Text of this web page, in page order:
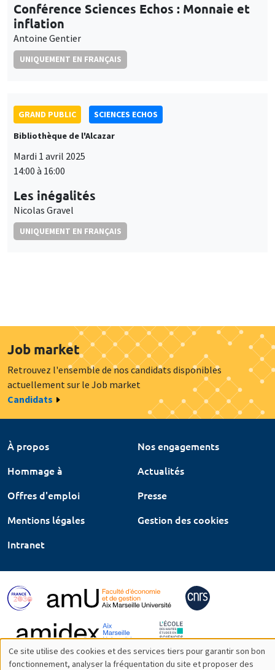
Conférence Sciences Echos : Monnaie et
inflation
Antoine Gentier
UNIQUEMENT EN FRANÇAIS
GRAND PUBLIC
SCIENCES ECHOS
Bibliothèque de l'Alcazar
Mardi 1 avril 2025
14:00 à 16:00
Les inégalités
Nicolas Gravel
UNIQUEMENT EN FRANÇAIS
Job market
Retrouvez l'ensemble de nos candidats disponibles
actuellement sur le Job market
Candidats
À propos
Nos engagements
Hommage à
Actualités
Offres d'emploi
Presse
Mentions légales
Gestion des cookies
Intranet
Ce site utilise des cookies et des services tiers pour garantir son bon
fonctionnement, analyser la fréquentation du site et proposer des